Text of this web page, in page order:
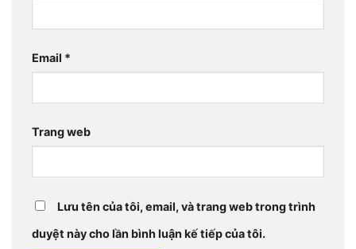
Email *
Trang web
Lưu tên của tôi, email, và trang web trong trình
duyệt này cho lần bình luận kế tiếp của tôi.